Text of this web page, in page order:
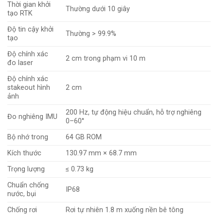
Thời gian khởi
tạo RTK
Thường dưới 10 giây
Độ tin cậy khởi
tạo
Thường > 99.9%
Độ chính xác
đo laser
2 cm trong phạm vi 10 m
Độ chính xác
stakeout hình
ảnh
2 cm
Đo nghiêng IMU
200 Hz, tự động hiệu chuẩn, hỗ trợ nghiêng
0–60°
Bộ nhớ trong
64 GB ROM
Kích thước
130.97 mm × 68.7 mm
Trọng lượng
≤ 0.73 kg
Chuẩn chống
nước, bụi
IP68
Chống rơi Rơi tự nhiên 1.8 m xuống nền bê tông